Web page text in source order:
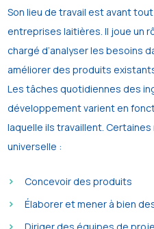
Son lieu de travail est avant
entreprises laitières. Il joueun
chargéd’analyser les besoins
améliorer des produits
Les tâches quotidiennes des
développement varient en
laquelle ils travaillent.
universelle :
Concevoir des produits
Élaborer et mener à bien